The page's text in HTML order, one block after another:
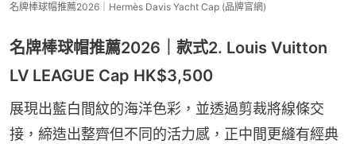
名牌棒球帽推薦2026｜Hermès Davis Yacht Cap (品牌官網)
名牌棒球帽推薦2026｜款式2. Louis Vuitton
LV LEAGUE Cap HK$3,500
展現出藍白間紋的海洋色彩，並透過剪裁將線條交
接，締造出整齊但不同的活力感，正中間更縫有經典